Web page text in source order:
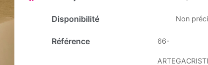
Disponibilité Non
Référence 66-